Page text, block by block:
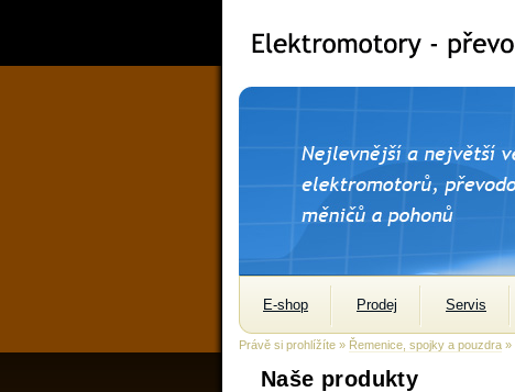
E-shop Prodej Servis
Právě si prohlížíte » Řemenice, spojky a pouzdra »
Naše produkty